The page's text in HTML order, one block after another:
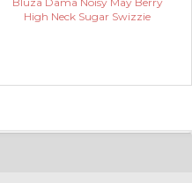
High Neck Sugar Swizzie